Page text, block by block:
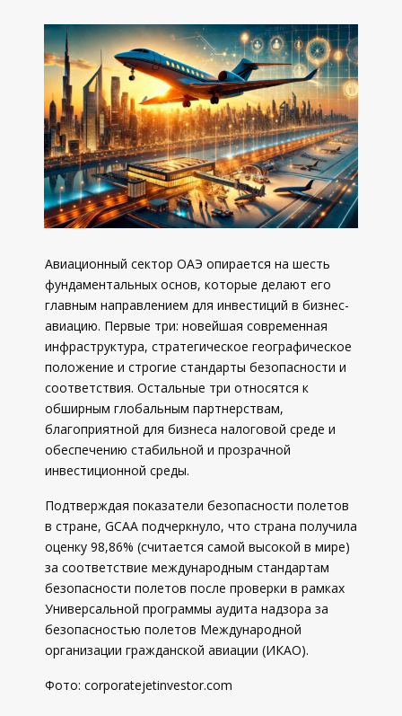
Авиационный сектор ОАЭ опирается на шесть
фундаментальных основ, которые делают его
главным направлением для инвестиций в бизнес-
авиацию. Первые три: новейшая современная
инфраструктура, стратегическое географическое
положение и строгие стандарты безопасности и
соответствия. Остальные три относятся к
обширным глобальным партнерствам,
благоприятной для бизнеса налоговой среде и
обеспечению стабильной и прозрачной
инвестиционной среды.
Подтверждая показатели безопасности полетов
в стране, GCAA подчеркнуло, что страна получила
оценку 98,86% (считается самой высокой в мире)
за соответствие международным стандартам
безопасности полетов после проверки в рамках
Универсальной программы аудита надзора за
безопасностью полетов Международной
организации гражданской авиации (ИКАО).
Фото: corporatejetinvestor.com